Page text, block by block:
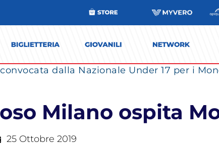
dalla Nazionale Under 17 per i
Milano ospita
25 Ottobre 2019